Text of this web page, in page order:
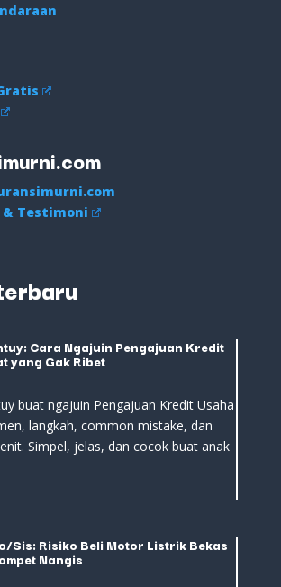
Testimoni
Cara Ngajuin Pengajuan Kredit
yang Gak Ribet
buat ngajuin Pengajuan Kredit Usaha
langkah, common mistake, dan
Simpel, jelas, dan cocok buat anak
Sis: Risiko Beli Motor Listrik Bekas
Nangis